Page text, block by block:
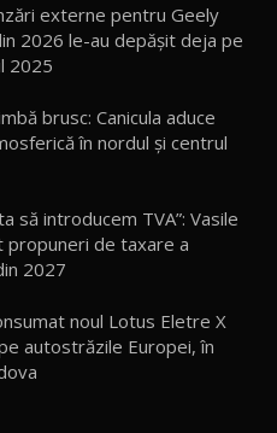
EM-i care a cucerit Moldova
/ Test Drive AutoBlog.MD
externe pentru Geely
2026 le-au depășit deja pe
2025
brusc: Canicula aduce
în nordul și centrul
să introducem TVA”: Vasile
propuneri de taxare a
2027
noul Lotus Eletre X
autostrăzile Europei, în